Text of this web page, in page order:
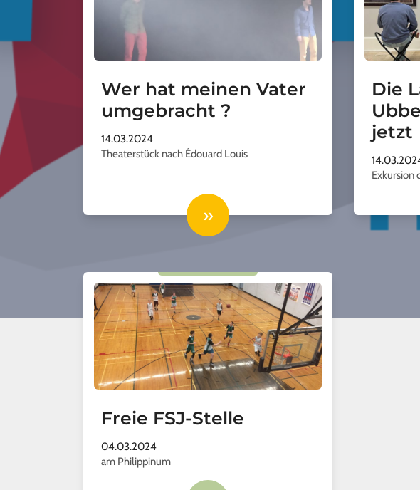
Wer hat meinen Vater
umgebracht ?
14.03.2024
Theaterstück nach Édouard Louis
»
Die
jetzt
Exkursion
Freie FSJ-Stelle
04.03.2024
am Philippinum